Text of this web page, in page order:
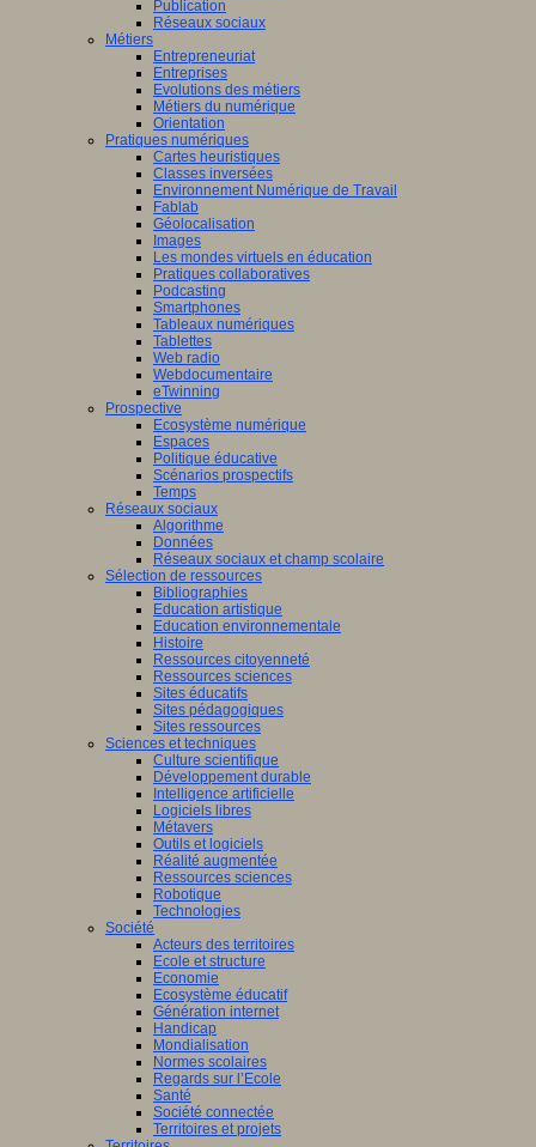
Publication
Réseaux sociaux
Métiers
Entrepreneuriat
Entreprises
Evolutions des métiers
Métiers du numérique
Orientation
Pratiques numériques
Cartes heuristiques
Classes inversées
Environnement Numérique de Travail
Fablab
Géolocalisation
Images
Les mondes virtuels en éducation
Pratiques collaboratives
Podcasting
Smartphones
Tableaux numériques
Tablettes
Web radio
Webdocumentaire
eTwinning
Prospective
Ecosystème numérique
Espaces
Politique éducative
Scénarios prospectifs
Temps
Réseaux sociaux
Algorithme
Données
Réseaux sociaux et champ scolaire
Sélection de ressources
Bibliographies
Education artistique
Education environnementale
Histoire
Ressources citoyenneté
Ressources sciences
Sites éducatifs
Sites pédagogiques
Sites ressources
Sciences et techniques
Culture scientifique
Développement durable
Intelligence artificielle
Logiciels libres
Métavers
Outils et logiciels
Réalité augmentée
Ressources sciences
Robotique
Technologies
Société
Acteurs des territoires
Ecole et structure
Economie
Ecosystème éducatif
Génération internet
Handicap
Mondialisation
Normes scolaires
Regards sur l’Ecole
Santé
Société connectée
Territoires et projets